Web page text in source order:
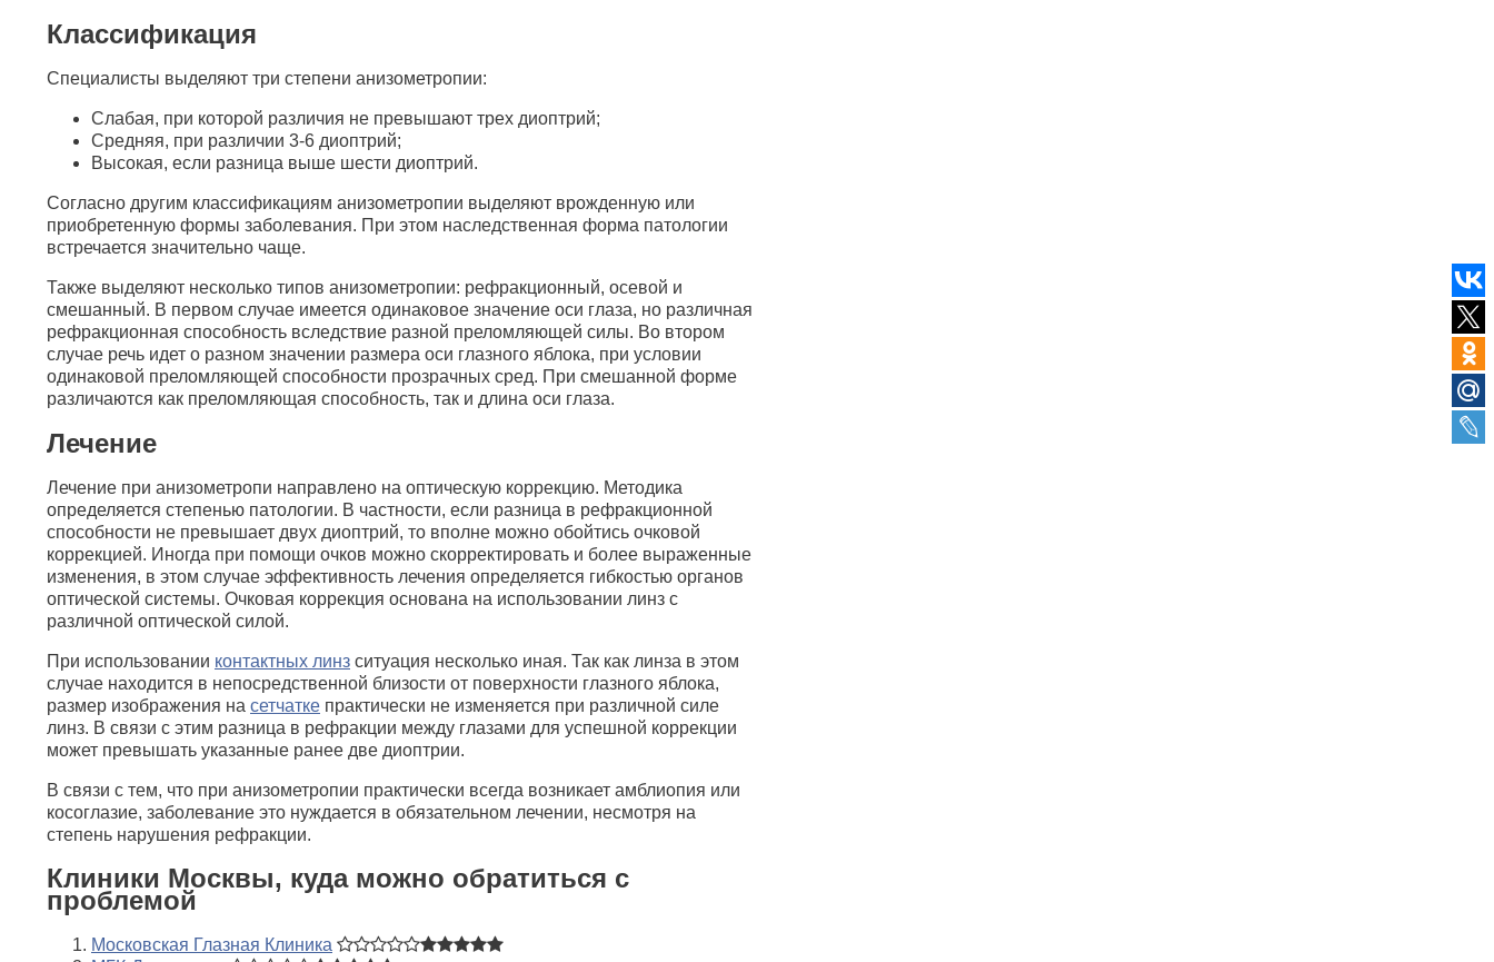
Классификация
Специалисты выделяют три степени анизометропии:
Слабая, при которой различия не превышают трех диоптрий;
Средняя, при различии 3-6 диоптрий;
Высокая, если разница выше шести диоптрий.
Согласно другим классификациям анизометропии выделяют врожденную или
приобретенную формы заболевания. При этом наследственная форма патологии
встречается значительно чаще.
Также выделяют несколько типов анизометропии: рефракционный, осевой и
смешанный. В первом случае имеется одинаковое значение оси глаза, но различная
рефракционная способность вследствие разной преломляющей силы. Во втором
случае речь идет о разном значении размера оси глазного яблока, при условии
одинаковой преломляющей способности прозрачных сред. При смешанной форме
различаются как преломляющая способность, так и длина оси глаза.
Лечение
Лечение при анизометропи направлено на оптическую коррекцию. Методика
определяется степенью патологии. В частности, если разница в рефракционной
способности не превышает двух диоптрий, то вполне можно обойтись очковой
коррекцией. Иногда при помощи очков можно скорректировать и более выраженные
изменения, в этом случае эффективность лечения определяется гибкостью органов
оптической системы. Очковая коррекция основана на использовании линз с
различной оптической силой.
При использовании контактных линз ситуация несколько иная. Так как линза в этом
случае находится в непосредственной близости от поверхности глазного яблока,
размер изображения на сетчатке практически не изменяется при различной силе
линз. В связи с этим разница в рефракции между глазами для успешной коррекции
может превышать указанные ранее две диоптрии.
В связи с тем, что при анизометропии практически всегда возникает амблиопия или
косоглазие, заболевание это нуждается в обязательном лечении, несмотря на
степень нарушения рефракции.
Клиники Москвы, куда можно обратиться с
проблемой
Московская Глазная Клиника